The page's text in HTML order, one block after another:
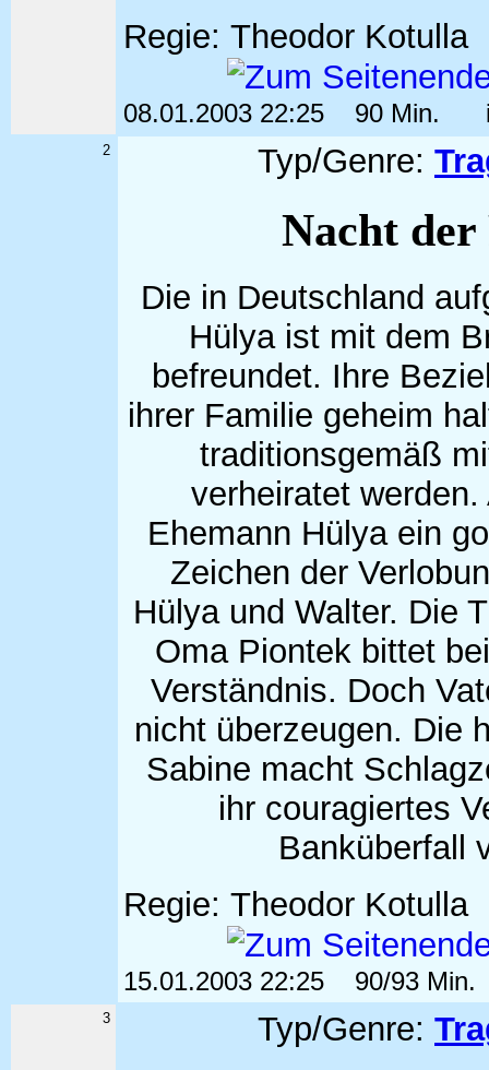
Regie: Theodor
08.01.2003 22:25 90 Min.
2 Typ/Genre:
Nacht
Die in Deutschland
Hülya ist mit dem
befreundet. Ihre
ihrer Familie geheim
traditionsgemäß
verheiratet
Ehemann Hülya ein
Zeichen der
Hülya und Walter. Die
Oma Piontek bittet
Verständnis. Doch
nicht überzeugen. Die
Sabine macht
ihr couragiertes
Banküberfall
Regie: Theodor
15.01.2003 22:25 90/93
3 Typ/Genre: